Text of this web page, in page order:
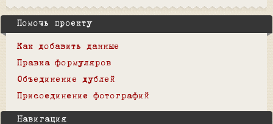
Помочь проекту
Как добавить данные
Правка формуляров
Объединение дублей
Присоединение фотографий
Навигация